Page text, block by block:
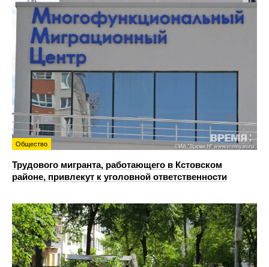
Общество
Трудового мигранта, работающего в Кстовском
районе, привлекут к уголовной ответственности